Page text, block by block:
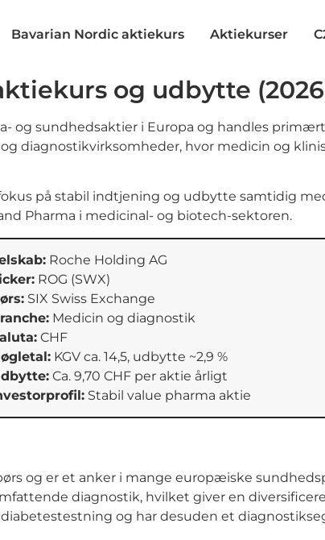
Bavarian Nordic aktiekurs Aktiekurser
og udbytte
og sundhedsaktier i Europa og handles
diagnostikvirksomheder, hvor medicin og
på stabil indtjening og udbytte samtidig
Pharma i medicinal- og biotech-sektoren.
Roche Holding AG
ROG (SWX)
SIX Swiss Exchange
Medicin og diagnostik
CHF
KGV ca. 14,5, udbytte ~2,9 %
Ca. 9,70 CHF per aktie årligt
Stabil value pharma aktie
og er et anker i mange europæiske
diagnostik, hvilket giver en
og har desuden et